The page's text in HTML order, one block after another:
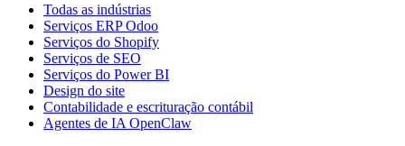
Todas as indústrias
Serviços ERP Odoo
Serviços do Shopify
Serviços de SEO
Serviços do Power BI
Design do site
Contabilidade e escrituração contábil
Agentes de IA OpenClaw